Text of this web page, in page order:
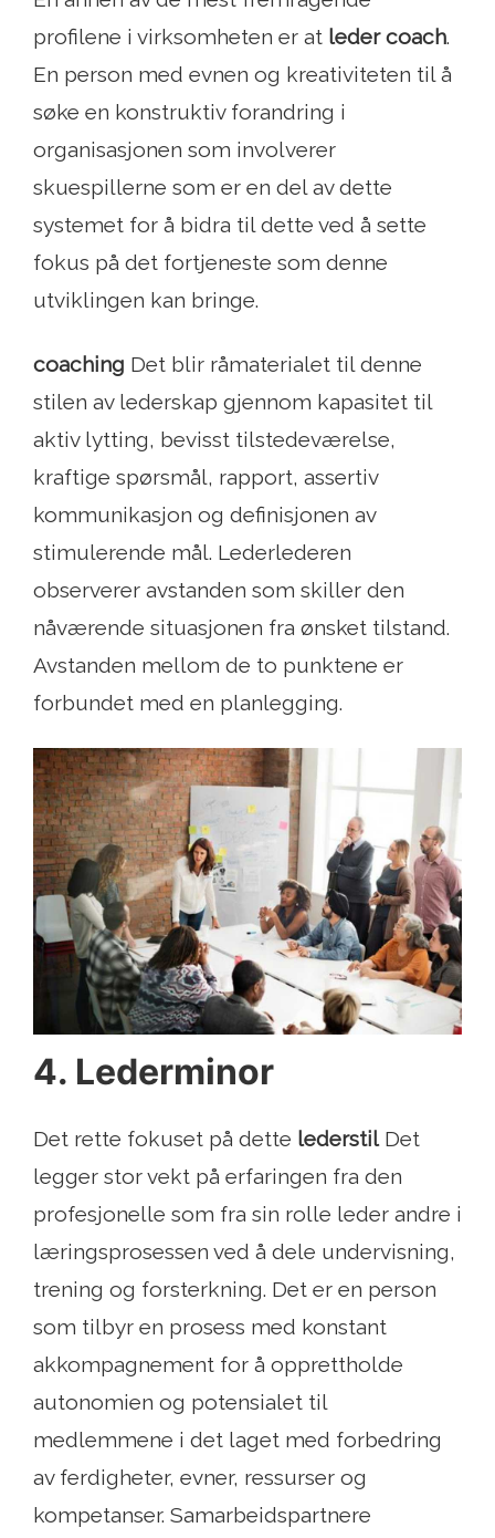
profilene i virksomheten er at leder coach.
En person med evnen og kreativiteten til å
søke en konstruktiv forandring i
organisasjonen som involverer
skuespillerne som er en del av dette
systemet for å bidra til dette ved å sette
fokus på det fortjeneste som denne
utviklingen kan bringe.
coaching Det blir råmaterialet til denne
stilen av lederskap gjennom kapasitet til
aktiv lytting, bevisst tilstedeværelse,
kraftige spørsmål, rapport, assertiv
kommunikasjon og definisjonen av
stimulerende mål. Lederlederen
observerer avstanden som skiller den
nåværende situasjonen fra ønsket tilstand.
Avstanden mellom de to punktene er
forbundet med en planlegging.
4. Lederminor
Det rette fokuset på dette lederstilDet
legger stor vekt på erfaringen fra den
profesjonelle som fra sin rolle leder andre i
læringsprosessen ved å dele undervisning,
trening og forsterkning. Det er en person
som tilbyr en prosess med konstant
akkompagnement for å opprettholde
autonomien og potensialet til
medlemmene i det laget med forbedring
av ferdigheter, evner, ressurser og
kompetanser. Samarbeidspartnere